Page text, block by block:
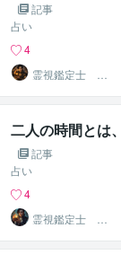
記事
占い
4
霊視鑑定士 昴
流PRO ※ブログ
更新中
二人の時間とは
記事
占い
4
霊視鑑定士 昴
流（すばる）※ブ
ログ更新中